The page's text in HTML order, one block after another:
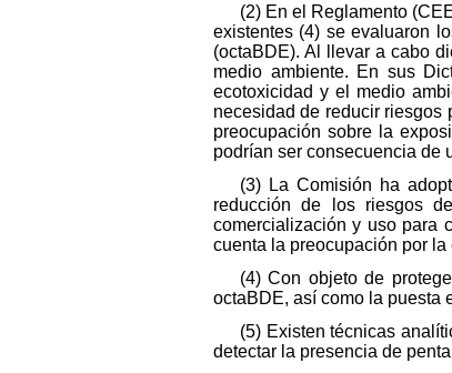
(2) En el Reglamento
existentes (4) se evaluaron
(octaBDE). Al llevar a cabo
medio ambiente. En sus
ecotoxicidad y el medio
necesidad de reducir riesgos
preocupación sobre la
podrían ser consecuencia de
(3) La Comisión ha
reducción de los riesgos
comercialización y uso para
cuenta la preocupación por
(4) Con objeto de
octaBDE, así como la puesta
(5) Existen técnicas
detectar la presencia de